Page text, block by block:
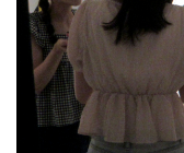
の好調により、菓子
高島屋の7.6%増には
れており、それらを
年、19年を上回った